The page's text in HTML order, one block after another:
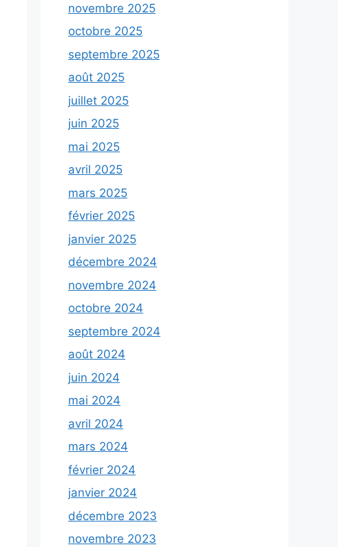
novembre 2025
octobre 2025
septembre 2025
août 2025
juillet 2025
juin 2025
mai 2025
avril 2025
mars 2025
février 2025
janvier 2025
décembre 2024
novembre 2024
octobre 2024
septembre 2024
août 2024
juin 2024
mai 2024
avril 2024
mars 2024
février 2024
janvier 2024
décembre 2023
novembre 2023